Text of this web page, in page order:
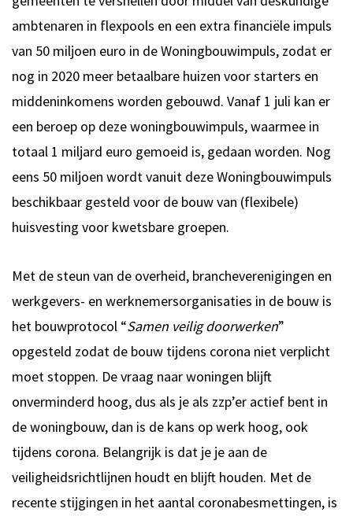
ambtenaren in flexpools en een extra financiële impuls
van 50 miljoen euro in de Woningbouwimpuls, zodat er
nog in 2020 meer betaalbare huizen voor starters en
middeninkomens worden gebouwd. Vanaf 1 juli kan er
een beroep op deze woningbouwimpuls, waarmee in
totaal 1 miljard euro gemoeid is, gedaan worden. Nog
eens 50 miljoen wordt vanuit deze Woningbouwimpuls
beschikbaar gesteld voor de bouw van (flexibele)
huisvesting voor kwetsbare groepen.
Met de steun van de overheid, brancheverenigingen en
werkgevers- en werknemersorganisaties in de bouw is
het bouwprotocol “Samen veilig doorwerken”
opgesteld zodat de bouw tijdens corona niet verplicht
moet stoppen. De vraag naar woningen blijft
onverminderd hoog, dus als je als zzp’er actief bent in
de woningbouw, dan is de kans op werk hoog, ook
tijdens corona. Belangrijk is dat je je aan de
veiligheidsrichtlijnen houdt en blijft houden. Met de
recente stijgingen in het aantal coronabesmettingen, is